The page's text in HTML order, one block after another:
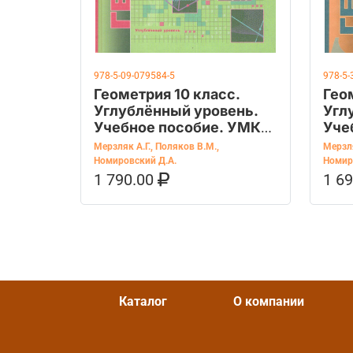
978-5-09-079584-5
Геометрия 10 класс.
Углублённый уровень.
Учебное пособие. УМК
"Геометрия. Мерзляк
А.Г.". ФГОС
Мерзляк А.Г., Поляков В.М.,
Номировский Д.А.
1 790.00
В КОРЗИНУ
978-5-
1 В
Каталог О компании